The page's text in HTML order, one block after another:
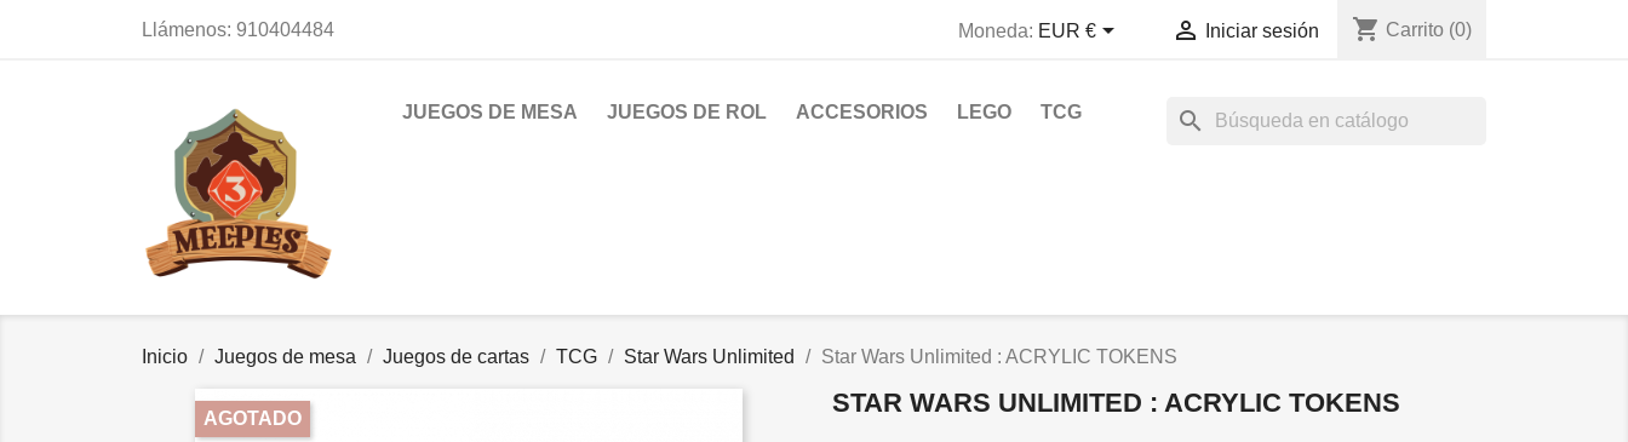
Llámenos: 910404484 Moneda: EUR €  Iniciar sesión shopping_cart Carrito (0)
JUEGOS DE MESA JUEGOS DE ROL ACCESORIOS LEGO TCG search
Inicio Juegos de mesa Juegos de cartas TCG Star Wars Unlimited Star Wars Unlimited : ACRYLIC TOKENS
AGOTADO
STAR WARS UNLIMITED : ACRYLIC TOKENS